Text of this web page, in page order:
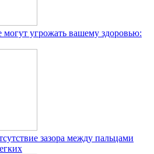
могут угрожать вашему здоровью:
зазора между пальцами